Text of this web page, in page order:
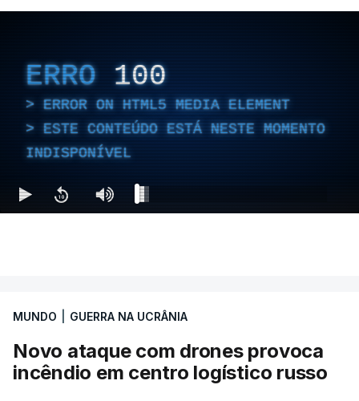
ERRO 100
ERROR ON HTML5 MEDIA ELEMENT
ESTE CONTEÚDO ESTÁ NESTE MOMENTO
INDISPONÍVEL
MUNDO GUERRA NA UCRÂNIA
Novo ataque com drones provoca
incêndio em centro logístico russo